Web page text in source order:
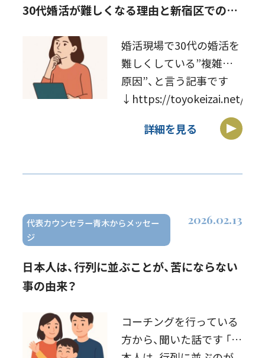
30代婚活が難しくなる理由と新宿区での戦
婚活現場で30代の婚活を
難しくしている”複雑な
原因”、と言う記事です
↓https://toyokeizai.net/
○ 記事の概要：20代と30
代で変わる結婚観 […]
詳細を見る
代表カウンセラー青木からメッセー
ジ
2026.02.13
日本人は、行列に並ぶことが、苦にならない
事の由来？
コーチングを行っている
方から、聞いた話です 「日